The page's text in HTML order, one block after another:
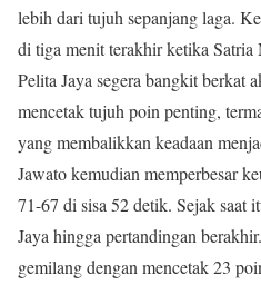
lebih dari tujuh sepanjang laga.
di tiga menit terakhir ketika
Pelita Jaya segera bangkit berkat
mencetak tujuh poin penting,
yang membalikkan keadaan
Jawato kemudian memperbesar
71-67 di sisa 52 detik. Sejak saat
Jaya hingga pertandingan
gemilang dengan mencetak 23